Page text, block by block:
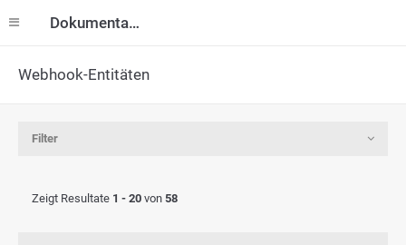
Dokumentation
Webhook-Entitäten
Filter
Zeigt Resultate 1 - 20 von 58